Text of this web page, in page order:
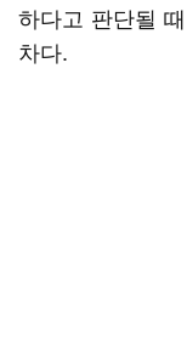
하다고 판단될
차다.